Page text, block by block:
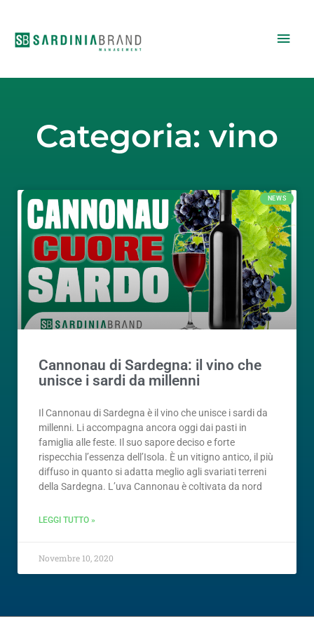
contenuto
Categoria: vino
NEWS
Cannonau di Sardegna: il vino che
unisce i sardi da millenni
Il Cannonau di Sardegna è il vino che unisce i sardi da
millenni. Li accompagna ancora oggi dai pasti in
famiglia alle feste. Il suo sapore deciso e forte
rispecchia l’essenza dell’Isola. È un vitigno antico, il più
diffuso in quanto si adatta meglio agli svariati terreni
della Sardegna. L’uva Cannonau è coltivata da nord
LEGGI TUTTO »
Novembre 10, 2020